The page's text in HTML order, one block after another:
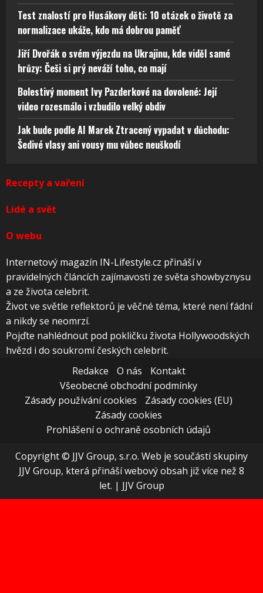
Test znalostí pro Husákovy děti: 10 otázek o životě za
normalizace ukáže, kdo má dobrou paměť
Jiří Dvořák o svém výjezdu na Ukrajinu, kde viděl samé
hrůzy: Češi si prý neváží toho, co mají
Bolestivý moment Ivy Pazderkové na dovolené: Její
video rozesmálo i vzbudilo velký obdiv
Jak bude podle AI Marek Ztracený vypadat v důchodu:
Šedivé vlasy ani vousy mu vůbec neuškodí
Recepty a vaření
Lidé a svět
O webu
Internetový magazín IN-Lifestyle.cz přináší v
pravidelných článcích zajímavosti ze světa showbyznysu
a ze života celebrit.
Život ve světle reflektorů je věčné téma, které není fádní
a nikdy se neomrzí.
Pojďte nahlédnout pod pokličku života Hollywoodských
hvězd i do soukromí českých celebrit.
Redakce
O nás
Kontakt
Všeobecné obchodní podmínky
Zásady používání cookies
Zásady cookies (EU)
Zásady cookies
Prohlášení o ochraně osobních údajů
Copyright © JJV Group, s.r.o. Web je součástí skupiny
JJV Group, která přináší webový obsah již více než 8
let. | JJV Group